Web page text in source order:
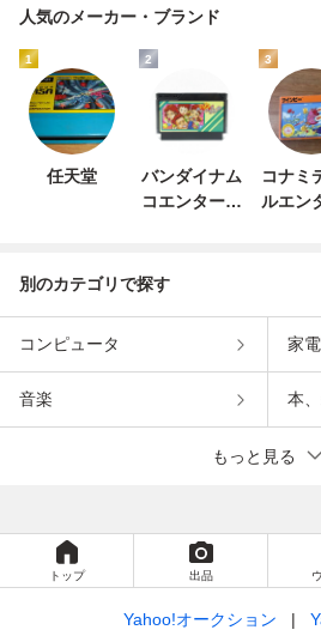
人気のメーカー・ブランド
1
任天堂
2
バンダイナム
コエンターテ
3
コナミ
ルエン
別のカテゴリで探す
コンピュータ 家
音楽 本
もっと見る
トップ 出品
Yahoo!オークション